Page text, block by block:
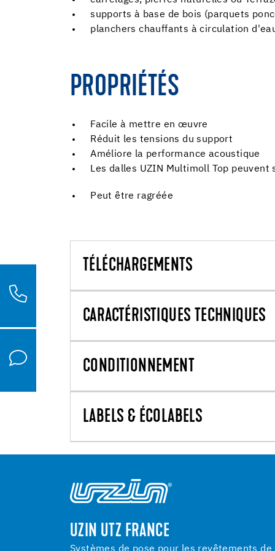
supports à base de bois (parquets
planchers chauffants à circulation
PROPRIÉTÉS
Facile à mettre en œuvre
Réduit les tensions du support
Améliore la performance acoustique
Les dalles UZIN Multimoll Top peuvent
Peut être ragréée
TÉLÉCHARGEMENTS
CARACTÉRISTIQUES TECHNIQUES
CONDITIONNEMENT
LABELS & ÉCOLABELS
UZIN UTZ FRANCE
Systèmes de pose pour les revêtements